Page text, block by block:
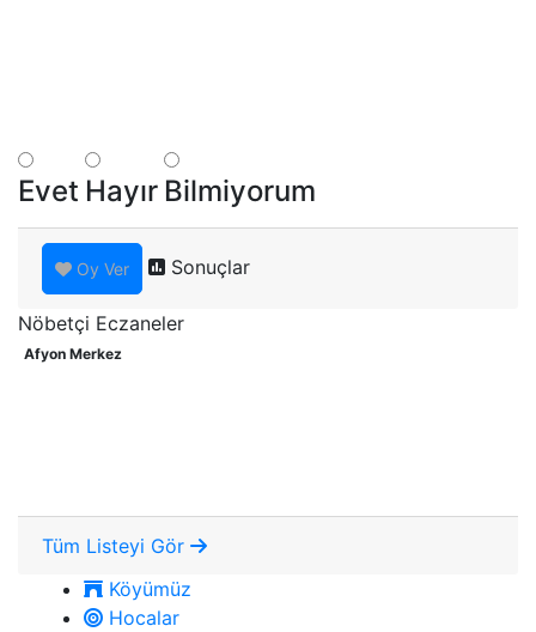
Evet Hayır Bilmiyorum
Oy Ver Sonuçlar
Nöbetçi Eczaneler
Afyon Merkez
Tüm Listeyi Gör
Köyümüz
Hocalar